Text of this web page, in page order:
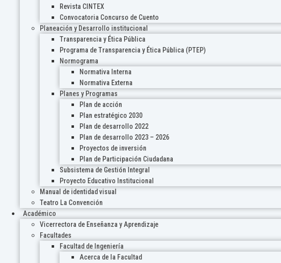
Revista CINTEX
Convocatoria Concurso de Cuento
Planeación y Desarrollo institucional
Transparencia y Ética Pública
Programa de Transparencia y Ética Pública (PTEP)
Normograma
Normativa Interna
Normativa Externa
Planes y Programas
Plan de acción
Plan estratégico 2030
Plan de desarrollo 2022
Plan de desarrollo 2023 – 2026
Proyectos de inversión
Plan de Participación Ciudadana
Subsistema de Gestión Integral
Proyecto Educativo Institucional
Manual de identidad visual
Teatro La Convención
Académico
Vicerrectora de Enseñanza y Aprendizaje
Facultades
Facultad de Ingeniería
Acerca de la Facultad